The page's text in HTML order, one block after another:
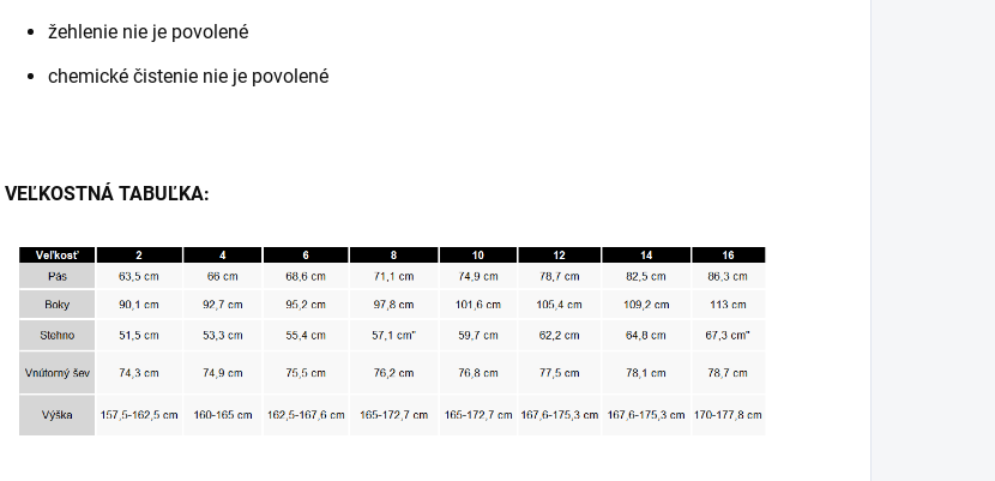
žehlenie nie je povolené
chemické čistenie nie je povolené
VEĽKOSTNÁ TABUĽKA: